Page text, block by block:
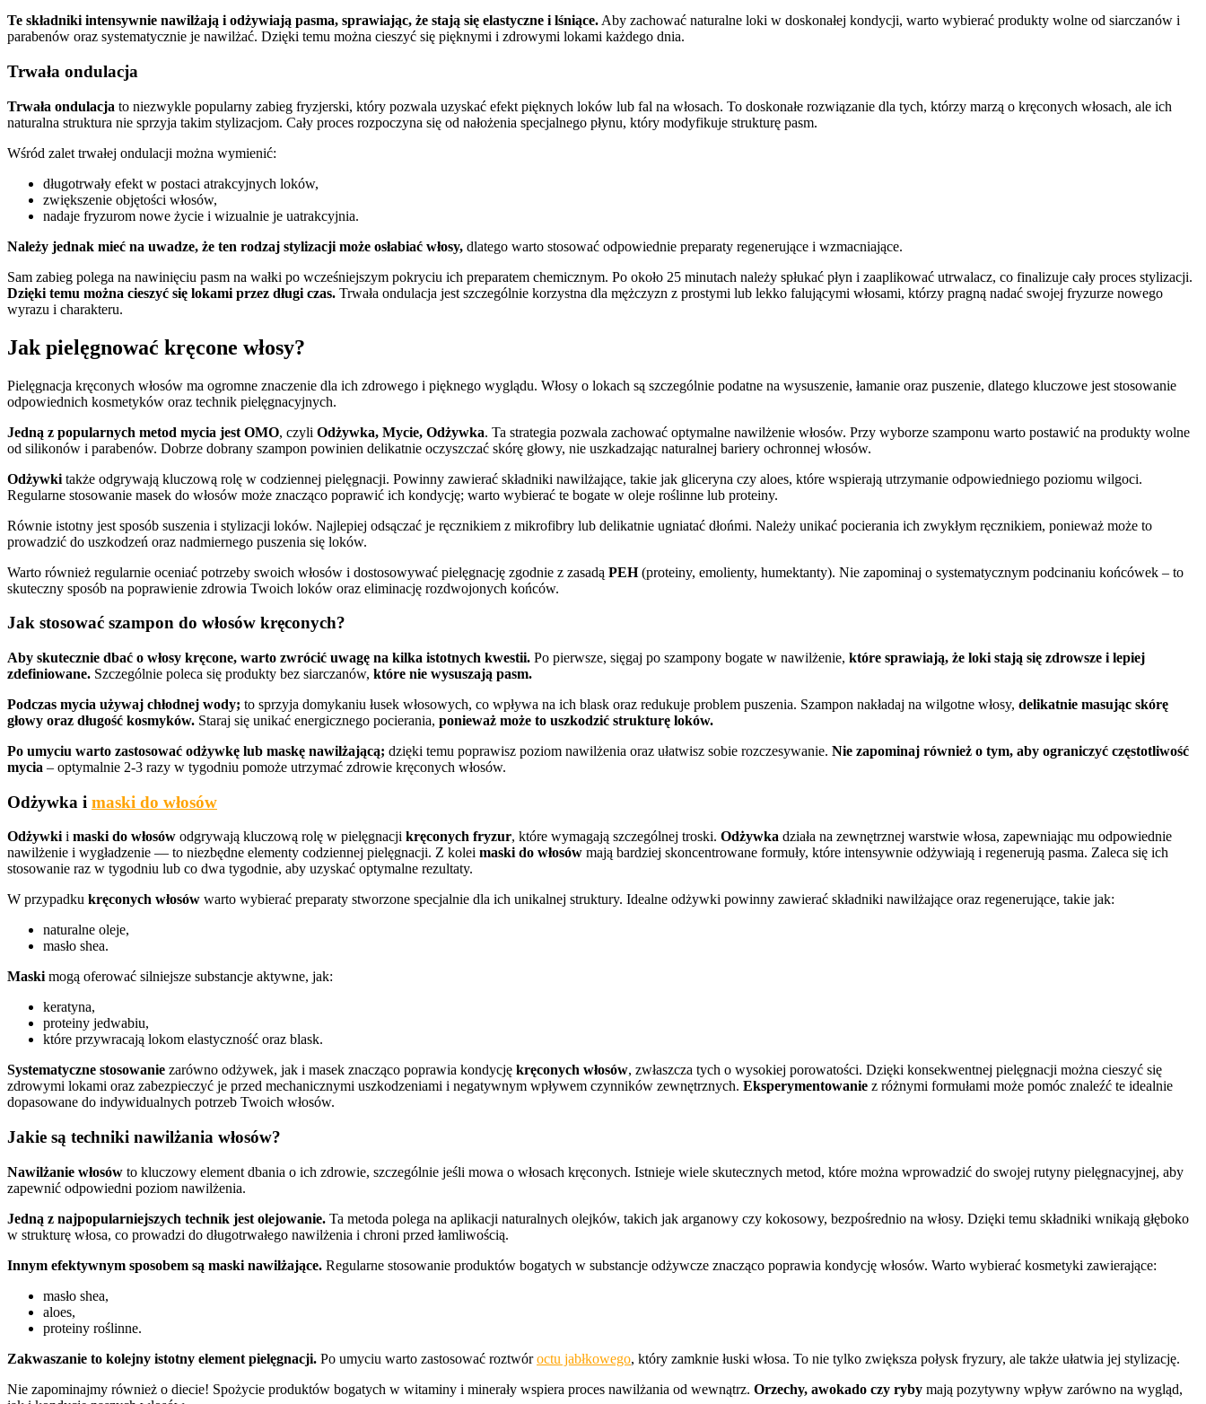
Te składniki intensywnie nawilżają i odżywiają pasma, sprawiając, że stają się elastyczne i lśniące. Aby zachować naturalne loki w doskonałej kondycji, warto wybierać produkty wolne od siarczanów i
parabenów oraz systematycznie je nawilżać. Dzięki temu można cieszyć się pięknymi i zdrowymi lokami każdego dnia.
Trwała ondulacja
Trwała ondulacja to niezwykle popularny zabieg fryzjerski, który pozwala uzyskać efekt pięknych loków lub fal na włosach. To doskonałe rozwiązanie dla tych, którzy marzą o kręconych włosach, ale ich
naturalna struktura nie sprzyja takim stylizacjom. Cały proces rozpoczyna się od nałożenia specjalnego płynu, który modyfikuje strukturę pasm.
Wśród zalet trwałej ondulacji można wymienić:
długotrwały efekt w postaci atrakcyjnych loków,
zwiększenie objętości włosów,
nadaje fryzurom nowe życie i wizualnie je uatrakcyjnia.
Należy jednak mieć na uwadze, że ten rodzaj stylizacji może osłabiać włosy, dlatego warto stosować odpowiednie preparaty regenerujące i wzmacniające.
Sam zabieg polega na nawinięciu pasm na wałki po wcześniejszym pokryciu ich preparatem chemicznym. Po około 25 minutach należy spłukać płyn i zaaplikować utrwalacz, co finalizuje cały proces stylizacji.
Dzięki temu można cieszyć się lokami przez długi czas. Trwała ondulacja jest szczególnie korzystna dla mężczyzn z prostymi lub lekko falującymi włosami, którzy pragną nadać swojej fryzurze nowego
wyrazu i charakteru.
Jak pielęgnować kręcone włosy?
Pielęgnacja kręconych włosów ma ogromne znaczenie dla ich zdrowego i pięknego wyglądu. Włosy o lokach są szczególnie podatne na wysuszenie, łamanie oraz puszenie, dlatego kluczowe jest stosowanie
odpowiednich kosmetyków oraz technik pielęgnacyjnych.
Jedną z popularnych metod mycia jest OMO, czyli Odżywka, Mycie, Odżywka. Ta strategia pozwala zachować optymalne nawilżenie włosów. Przy wyborze szamponu warto postawić na produkty wolne
od silikonów i parabenów. Dobrze dobrany szampon powinien delikatnie oczyszczać skórę głowy, nie uszkadzając naturalnej bariery ochronnej włosów.
Odżywki także odgrywają kluczową rolę w codziennej pielęgnacji. Powinny zawierać składniki nawilżające, takie jak gliceryna czy aloes, które wspierają utrzymanie odpowiedniego poziomu wilgoci.
Regularne stosowanie masek do włosów może znacząco poprawić ich kondycję; warto wybierać te bogate w oleje roślinne lub proteiny.
Równie istotny jest sposób suszenia i stylizacji loków. Najlepiej odsączać je ręcznikiem z mikrofibry lub delikatnie ugniatać dłońmi. Należy unikać pocierania ich zwykłym ręcznikiem, ponieważ może to
prowadzić do uszkodzeń oraz nadmiernego puszenia się loków.
Warto również regularnie oceniać potrzeby swoich włosów i dostosowywać pielęgnację zgodnie z zasadą PEH(proteiny, emolienty, humektanty). Nie zapominaj o systematycznym podcinaniu końcówek – to
skuteczny sposób na poprawienie zdrowia Twoich loków oraz eliminację rozdwojonych końców.
Jak stosować szampon do włosów kręconych?
Aby skutecznie dbać o włosy kręcone, warto zwrócić uwagę na kilka istotnych kwestii. Po pierwsze, sięgaj po szampony bogate w nawilżenie, które sprawiają, że loki stają się zdrowsze i lepiej
zdefiniowane. Szczególnie poleca się produkty bez siarczanów, które nie wysuszają pasm.
Podczas mycia używaj chłodnej wody; to sprzyja domykaniu łusek włosowych, co wpływa na ich blask oraz redukuje problem puszenia. Szampon nakładaj na wilgotne włosy, delikatnie masując skórę
głowy oraz długość kosmyków. Staraj się unikać energicznego pocierania, ponieważ może to uszkodzić strukturę loków.
Po umyciu warto zastosować odżywkę lub maskę nawilżającą; dzięki temu poprawisz poziom nawilżenia oraz ułatwisz sobie rozczesywanie. Nie zapominaj również o tym, aby ograniczyć częstotliwość
mycia – optymalnie 2-3 razy w tygodniu pomoże utrzymać zdrowie kręconych włosów.
Odżywka i maski do włosów
Odżywki i maski do włosów odgrywają kluczową rolę w pielęgnacji kręconych fryzur, które wymagają szczególnej troski. Odżywka działa na zewnętrznej warstwie włosa, zapewniając mu odpowiednie
nawilżenie i wygładzenie — to niezbędne elementy codziennej pielęgnacji. Z kolei maski do włosów mają bardziej skoncentrowane formuły, które intensywnie odżywiają i regenerują pasma. Zaleca się ich
stosowanie raz w tygodniu lub co dwa tygodnie, aby uzyskać optymalne rezultaty.
W przypadku kręconych włosów warto wybierać preparaty stworzone specjalnie dla ich unikalnej struktury. Idealne odżywki powinny zawierać składniki nawilżające oraz regenerujące, takie jak:
naturalne oleje,
masło shea.
Maski mogą oferować silniejsze substancje aktywne, jak:
keratyna,
proteiny jedwabiu,
które przywracają lokom elastyczność oraz blask.
Systematyczne stosowanie zarówno odżywek, jak i masek znacząco poprawia kondycję kręconych włosów, zwłaszcza tych o wysokiej porowatości. Dzięki konsekwentnej pielęgnacji można cieszyć się
zdrowymi lokami oraz zabezpieczyć je przed mechanicznymi uszkodzeniami i negatywnym wpływem czynników zewnętrznych. Eksperymentowanie z różnymi formułami może pomóc znaleźć te idealnie
dopasowane do indywidualnych potrzeb Twoich włosów.
Jakie są techniki nawilżania włosów?
Nawilżanie włosów to kluczowy element dbania o ich zdrowie, szczególnie jeśli mowa o włosach kręconych. Istnieje wiele skutecznych metod, które można wprowadzić do swojej rutyny pielęgnacyjnej, aby
zapewnić odpowiedni poziom nawilżenia.
Jedną z najpopularniejszych technik jest olejowanie. Ta metoda polega na aplikacji naturalnych olejków, takich jak arganowy czy kokosowy, bezpośrednio na włosy. Dzięki temu składniki wnikają głęboko
w strukturę włosa, co prowadzi do długotrwałego nawilżenia i chroni przed łamliwością.
Innym efektywnym sposobem są maski nawilżające. Regularne stosowanie produktów bogatych w substancje odżywcze znacząco poprawia kondycję włosów. Warto wybierać kosmetyki zawierające:
masło shea,
aloes,
proteiny roślinne.
Zakwaszanie to kolejny istotny element pielęgnacji. Po umyciu warto zastosować roztwóroctu jabłkowego, który zamknie łuski włosa. To nie tylko zwiększa połysk fryzury, ale także ułatwia jej stylizację.
Nie zapominajmy również o diecie! Spożycie produktów bogatych w witaminy i minerały wspiera proces nawilżania od wewnątrz. Orzechy, awokado czy ryby mają pozytywny wpływ zarówno na wygląd,